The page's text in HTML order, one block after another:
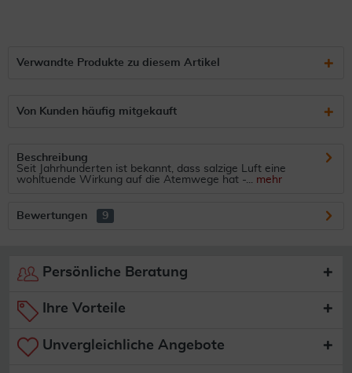
Verwandte Produkte zu diesem Artikel
Von Kunden häufig mitgekauft
Beschreibung
Seit Jahrhunderten ist bekannt, dass salzige Luft eine
wohltuende Wirkung auf die Atemwege hat -... mehr
Bewertungen 9
Persönliche Beratung
Ihre Vorteile
Unvergleichliche Angebote